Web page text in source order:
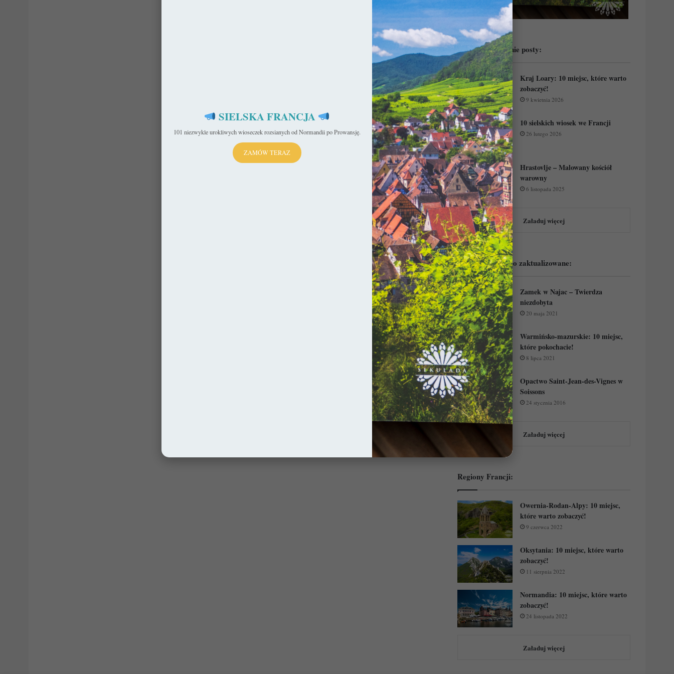
Przeczytaj ostatnie posty:
Kraj Loary: 10 miejsc, które warto
zobaczyć!
9 kwietnia 2026
10 sielskich wiosek we Francji
26 lutego 2026
Hrastovlje – Malowany kościół
warowny
6 listopada 2025
Załaduj więcej
Podejrzyj ostatnio zaktualizowane:
Zamek w Najac – Twierdza
niezdobyta
20 maja 2021
Warmińsko-mazurskie: 10 miejsc,
które pokochacie!
8 lipca 2021
Opactwo Saint-Jean-des-Vignes w
Soissons
24 stycznia 2016
Załaduj więcej
Regiony Francji:
Owernia-Rodan-Alpy: 10 miejsc,
które warto zobaczyć!
9 czerwca 2022
Oksytania: 10 miejsc, które warto
zobaczyć!
11 sierpnia 2022
Normandia: 10 miejsc, które warto
zobaczyć!
24 listopada 2022
Załaduj więcej
SIELSKA FRANCJA
101 niezwykle urokliwych wioseczek rozsianych od Normandii po Prowansję.
ZAMÓW TERAZ